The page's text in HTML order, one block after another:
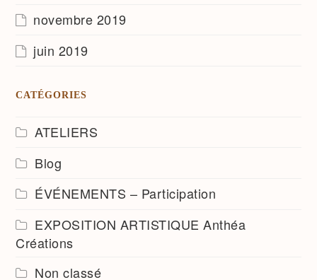
novembre 2019
juin 2019
CATÉGORIES
ATELIERS
Blog
ÉVÉNEMENTS – Participation
EXPOSITION ARTISTIQUE Anthéa
Créations
Non classé